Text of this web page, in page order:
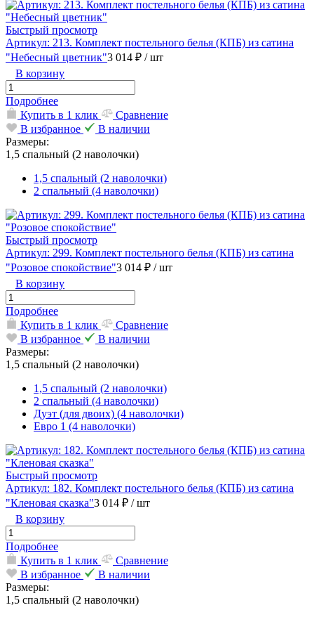
Быстрый просмотр
Артикул: 213. Комплект постельного белья (КПБ) из сатина
"Небесный цветник"3 014 ₽ / шт
В корзину
Подробнее
Купить в 1 клик
Сравнение
В избранное
В наличии
Размеры:
1,5 спальный (2 наволочки)
1,5 спальный (2 наволочки)
2 спальный (4 наволочки)
Быстрый просмотр
Артикул: 299. Комплект постельного белья (КПБ) из сатина
"Розовое спокойствие"3 014 ₽ / шт
В корзину
Подробнее
Купить в 1 клик
Сравнение
В избранное
В наличии
Размеры:
1,5 спальный (2 наволочки)
1,5 спальный (2 наволочки)
2 спальный (4 наволочки)
Дуэт (для двоих) (4 наволочки)
Евро 1 (4 наволочки)
Быстрый просмотр
Артикул: 182. Комплект постельного белья (КПБ) из сатина
"Кленовая сказка"3 014 ₽ / шт
В корзину
Подробнее
Купить в 1 клик
Сравнение
В избранное
В наличии
Размеры:
1,5 спальный (2 наволочки)